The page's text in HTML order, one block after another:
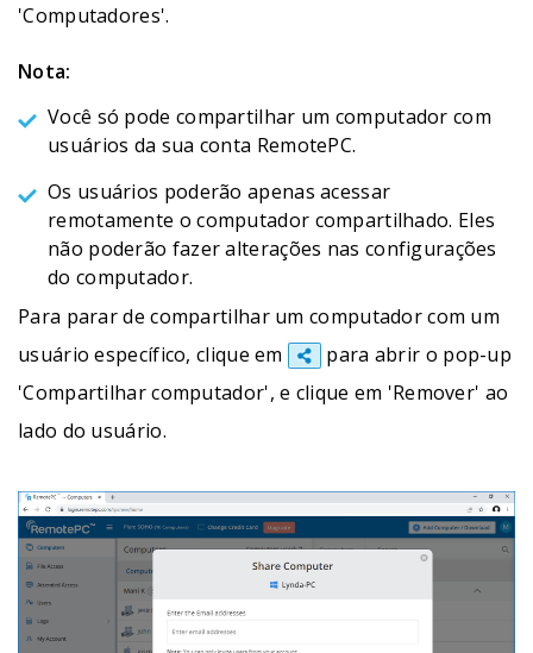
'Computadores'.
Nota:
Você só pode compartilhar um computador com
usuários da sua conta RemotePC.
Os usuários poderão apenas acessar
remotamente o computador compartilhado. Eles
não poderão fazer alterações nas configurações
do computador.
Para parar de compartilhar um computador com um
usuário específico, clique em
para abrir o pop-up
'Compartilhar computador', e clique em 'Remover' ao
lado do usuário.